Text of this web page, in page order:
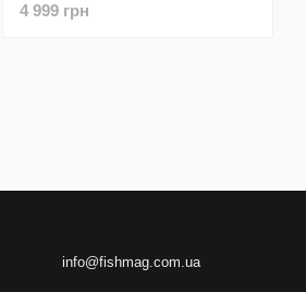
4 999 грн
info@fishmag.com.ua